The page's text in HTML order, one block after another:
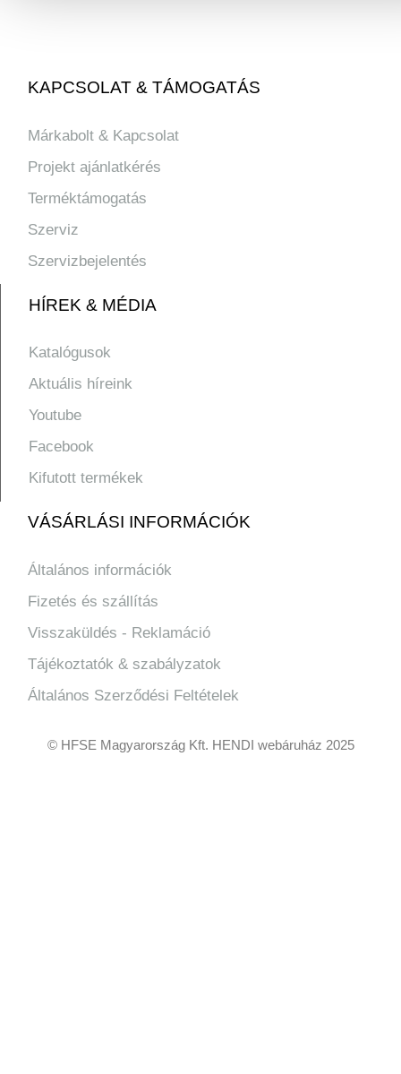
KAPCSOLAT & TÁMOGATÁS
Márkabolt & Kapcsolat
Projekt ajánlatkérés
Terméktámogatás
Szerviz
Szervizbejelentés
HÍREK & MÉDIA
Katalógusok
Aktuális híreink
Youtube
Facebook
Kifutott termékek
VÁSÁRLÁSI INFORMÁCIÓK
Általános információk
Fizetés és szállítás
Visszaküldés - Reklamáció
Tájékoztatók & szabályzatok
Általános Szerződési Feltételek
© HFSE Magyarország Kft. HENDI webáruház 2025